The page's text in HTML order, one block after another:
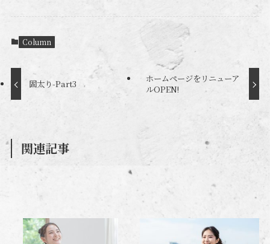
Column
固太り-Part3
ホームページをリニューア
ルOPEN!
関連記事